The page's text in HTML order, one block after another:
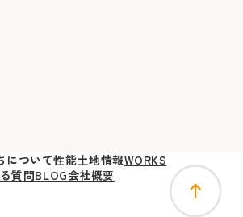
について性能土地情報WORKS
質問BLOG会社概要